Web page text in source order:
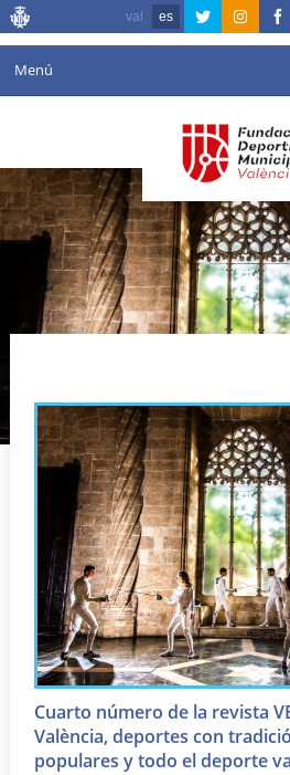
val es
Menú
Agenda
Instalaciones
Comunicación
Valencia en deporte
Reservas
Cuarto número de la revista
València, deportes con
populares y todo el deporte